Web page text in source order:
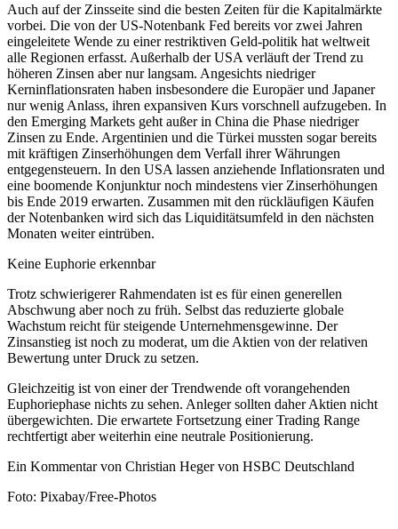
Auch auf der Zinsseite sind die besten Zeiten für die Kapitalmärkte
vorbei. Die von der US-Notenbank Fed bereits vor zwei Jahren
eingeleitete Wende zu einer restriktiven Geld-politik hat weltweit
alle Regionen erfasst. Außerhalb der USA verläuft der Trend zu
höheren Zinsen aber nur langsam. Angesichts niedriger
Kerninflationsraten haben insbesondere die Europäer und Japaner
nur wenig Anlass, ihren expansiven Kurs vorschnell aufzugeben. In
den Emerging Markets geht außer in China die Phase niedriger
Zinsen zu Ende. Argentinien und die Türkei mussten sogar bereits
mit kräftigen Zinserhöhungen dem Verfall ihrer Währungen
entgegensteuern. In den USA lassen anziehende Inflationsraten und
eine boomende Konjunktur noch mindestens vier Zinserhöhungen
bis Ende 2019 erwarten. Zusammen mit den rückläufigen Käufen
der Notenbanken wird sich das Liquiditätsumfeld in den nächsten
Monaten weiter eintrüben.
Keine Euphorie erkennbar
Trotz schwierigerer Rahmendaten ist es für einen generellen
Abschwung aber noch zu früh. Selbst das reduzierte globale
Wachstum reicht für steigende Unternehmensgewinne. Der
Zinsanstieg ist noch zu moderat, um die Aktien von der relativen
Bewertung unter Druck zu setzen.
Gleichzeitig ist von einer der Trendwende oft vorangehenden
Euphoriephase nichts zu sehen. Anleger sollten daher Aktien nicht
übergewichten. Die erwartete Fortsetzung einer Trading Range
rechtfertigt aber weiterhin eine neutrale Positionierung.
Ein Kommentar von Christian Heger von HSBC Deutschland
Foto: Pixabay/Free-Photos